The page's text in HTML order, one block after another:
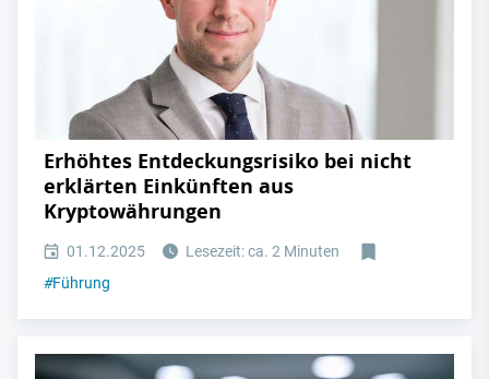
Erhöhtes Entdeckungsrisiko bei nicht
erklärten Einkünften aus
Kryptowährungen
01.12.2025
Lesezeit: ca. 2 Minuten
#Führung